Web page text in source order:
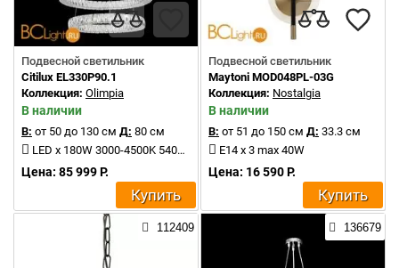
Подвесной светильник
Citilux EL330P90.1
Коллекция: Olimpia
В наличии
В: от 50 до 130 см Д: 80 см
LED x 180W 3000-4500K 5400Lm
Цена: 85 999 Р.
Купить
Подвесной светильник
Maytoni MOD048PL-03G
Коллекция: Nostalgia
В наличии
В: от 51 до 150 см Д: 33.3 см
E14 x 3 max 40W
Цена: 16 590 Р.
Купить
112409 136679